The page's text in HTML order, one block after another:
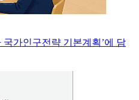
국가인구전략 기본계획’에 담